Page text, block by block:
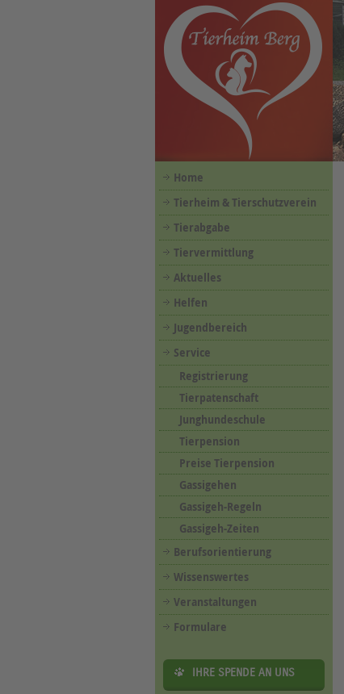
Home
Tierheim & Tierschutzverein
Tierabgabe
Tiervermittlung
Aktuelles
Helfen
Jugendbereich
Service
Registrierung
Tierpatenschaft
Junghundeschule
Tierpension
Preise Tierpension
Gassigehen
Gassigeh-Regeln
Gassigeh-Zeiten
Berufsorientierung
Wissenswertes
Veranstaltungen
Formulare
IHRE SPENDE AN UNS